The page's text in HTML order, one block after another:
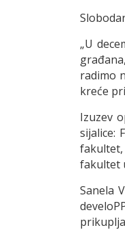
„U
radimo
kreće
Izuzev
sijalice:
fakultet
Sanela